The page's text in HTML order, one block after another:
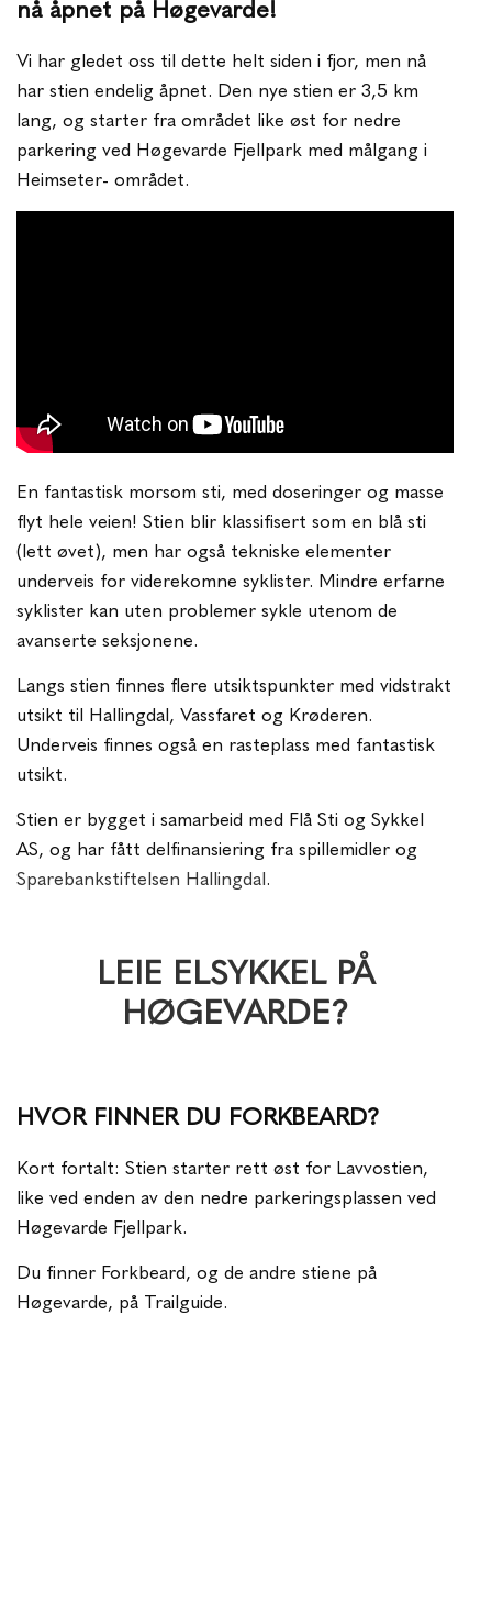
nå åpnet på Høgevarde!
Vi har gledet oss til dette helt siden i fjor, men nå
har stien endelig åpnet. Den nye stien er 3,5 km
lang, og starter fra området like øst for nedre
parkering ved Høgevarde Fjellpark med målgang i
Heimseter- området.
En fantastisk morsom sti, med doseringer og masse
flyt hele veien! Stien blir klassifisert som en blå sti
(lett øvet), men har også tekniske elementer
underveis for viderekomne syklister. Mindre erfarne
syklister kan uten problemer sykle utenom de
avanserte seksjonene.
Langs stien finnes flere utsiktspunkter med vidstrakt
utsikt til Hallingdal, Vassfaret og Krøderen.
Underveis finnes også en rasteplass med fantastisk
utsikt.
Stien er bygget i samarbeid med Flå Sti og Sykkel
AS, og har fått delfinansiering fra spillemidler og
Sparebankstiftelsen Hallingdal .
LEIE ELSYKKEL PÅ
HØGEVARDE?
HVOR FINNER DU FORKBEARD?
Kort fortalt: Stien starter rett øst for Lavvostien,
like ved enden av den nedre parkeringsplassen ved
Høgevarde Fjellpark.
Du finner Forkbeard, og de andre stiene på
Høgevarde, på Trailguide.